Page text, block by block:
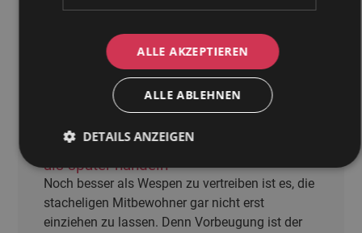
Außerdem ist das Entfernen oder Zerstören
eines Wespennests ohne Genehmigung oft
verboten. Wer also auf Nummer sicher gehen
will, ruft lieber Profis wie McKill, die wissen, wie
man Wespen vertreiben darf – ohne Chaos.
Wespennest verhindern – lieber gleich
als später handeln
Noch besser als Wespen zu vertreiben ist es, die
stacheligen Mitbewohner gar nicht erst
einziehen zu lassen. Denn Vorbeugung ist der
ALLE AKZEPTIEREN
ALLE ABLEHNEN
DETAILS ANZEIGEN